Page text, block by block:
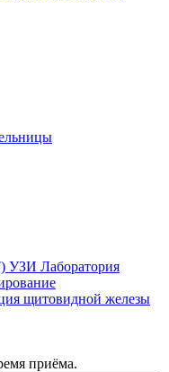
УЗИ Лаборатория
щитовидной железы
приёма.